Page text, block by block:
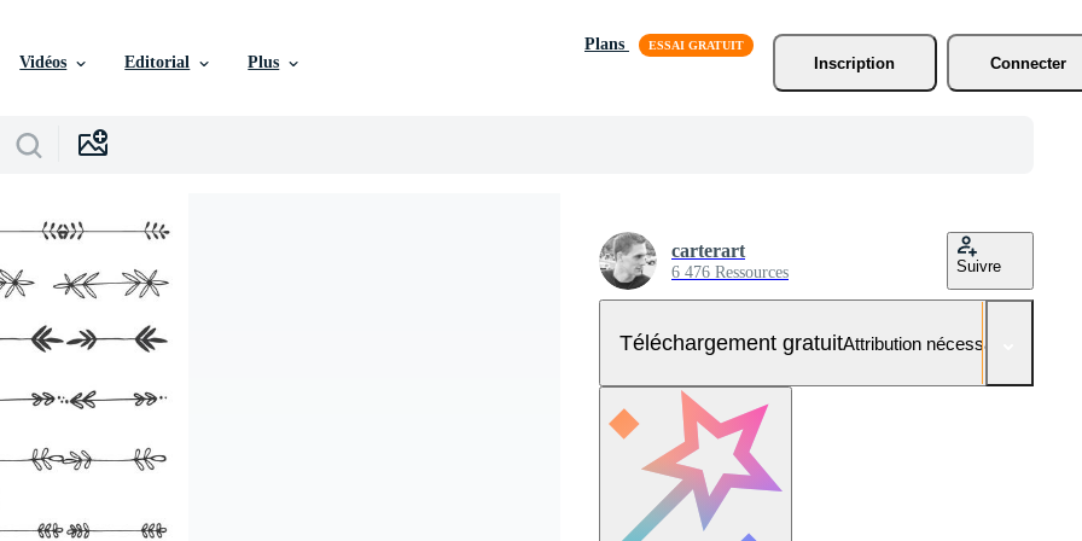
Vidéos Editorial Plus
Plans
Inscription
Connecter
carterart
6 476 Ressources Suivre
Téléchargement gratuitAttribution nécessaire